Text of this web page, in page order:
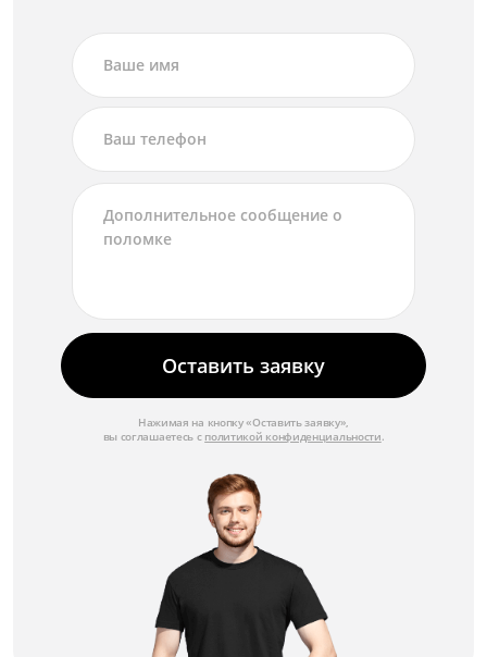
Оставить заявку
Нажимая на кнопку «Оставить заявку»,
вы соглашаетесь с политикой конфиденциальности.